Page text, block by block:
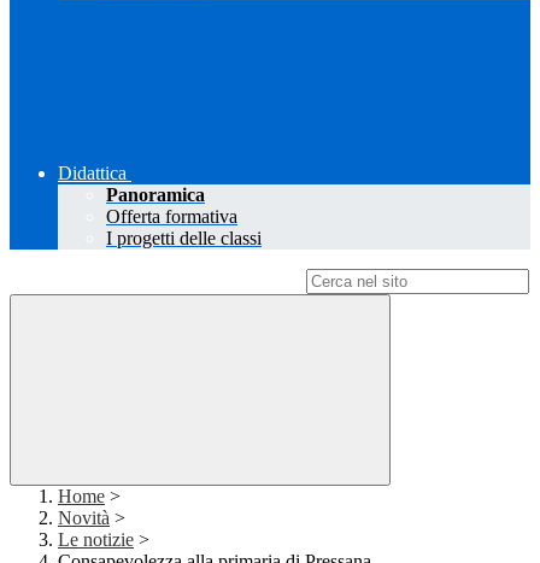
Didattica
Panoramica
Offerta formativa
I progetti delle classi
Home >
Novità >
Le notizie >